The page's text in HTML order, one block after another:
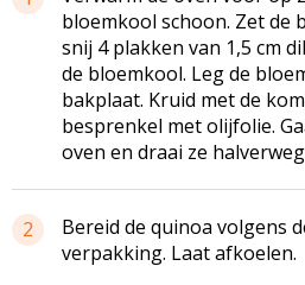
bloemkool schoon. Zet de
snij 4 plakken van 1,5 cm
de bloemkool. Leg de
bakplaat. Kruid met de
besprenkel met olijfolie.
oven en draai ze
2
Bereid de quinoa volgens
verpakking. Laat afkoelen.